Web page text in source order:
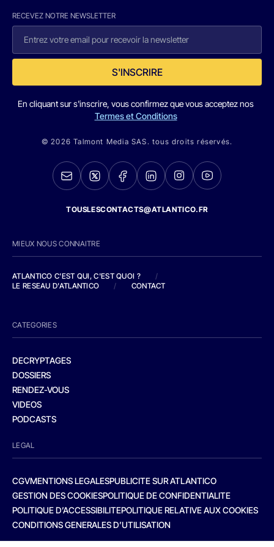
RECEVEZ NOTRE NEWSLETTER
S'INSCRIRE
En cliquant sur s'inscrire, vous confirmez que vous acceptez nos
Termes et Conditions
© 2026 Talmont Media SAS. tous droits réservés.
TOUSLESCONTACTS@ATLANTICO.FR
MIEUX NOUS CONNAITRE
ATLANTICO C'EST QUI, C'EST QUOI ?
/
LE RESEAU D'ATLANTICO
/ CONTACT
CATEGORIES
DECRYPTAGES
DOSSIERS
RENDEZ-VOUS
VIDEOS
PODCASTS
LEGAL
CGVMENTIONS LEGALESPUBLICITE SUR ATLANTICO
GESTION DES COOKIESPOLITIQUE DE CONFIDENTIALITE
POLITIQUE D’ACCESSIBILITEPOLITIQUE RELATIVE AUX COOKIES
CONDITIONS GENERALES D’UTILISATION